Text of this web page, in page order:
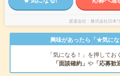
派遣会社 株式会社日本
興味があったら「★気にな
「気になる！」を押してお
「面談確約」 や 「応募歓